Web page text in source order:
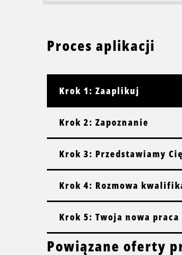
Proces aplikacji
Krok 1: Zaaplikuj
Krok 2: Zapoznanie
Krok 3: Przedstawiamy Cię
Krok 4: Rozmowa
Krok 5: Twoja nowa praca
Powiązane oferty